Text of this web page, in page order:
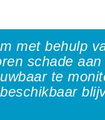
met behulp
schade
te